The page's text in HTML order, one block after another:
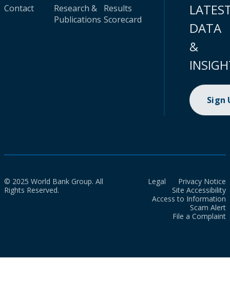
Contact
Research &
Publications
Results
Scorecard
DATA
&
Sign
© 2025 World Bank Group. All
Rights Reserved.
Legal
Privacy Notice
Site Accessibility
Access to Information
Scam Alert
File a Complaint